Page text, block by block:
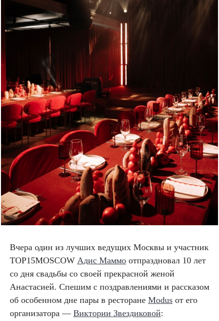
Вчера один из лучших ведущих Москвы и участник
TOP15MOSCOW Адис Маммо отпраздновал 10 лет
со дня свадьбы со своей прекрасной женой
Анастасией. Спешим с поздравлениями и рассказом
об особенном дне пары в ресторане Modus от его
организатора — Виктории Звездиковой: